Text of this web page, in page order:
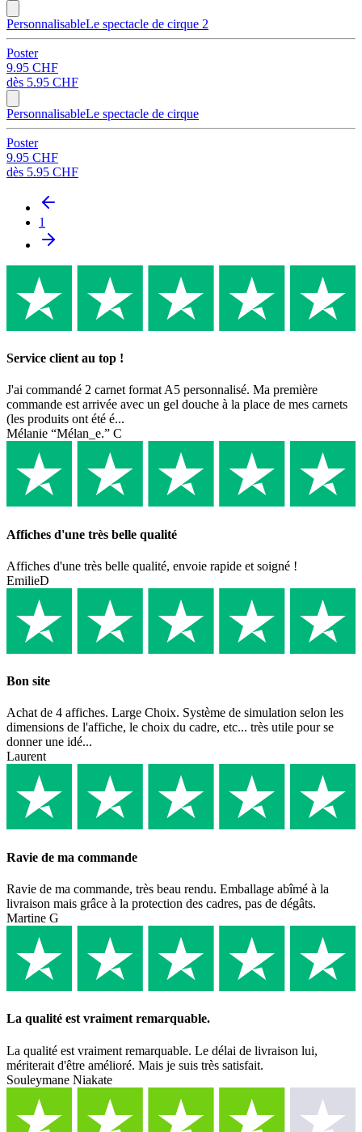
PersonnalisableLe spectacle de cirque 2
Poster
9.95 CHF
dès 5.95 CHF
PersonnalisableLe spectacle de cirque
Poster
9.95 CHF
dès 5.95 CHF
1
Service client au top !
J'ai commandé 2 carnet format A5 personnalisé. Ma première
commande est arrivée avec un gel douche à la place de mes carnets
(les produits ont été é...
Mélanie “Mélan_e.” C
Affiches d'une très belle qualité
Affiches d'une très belle qualité, envoie rapide et soigné !
EmilieD
Bon site
Achat de 4 affiches. Large Choix. Système de simulation selon les
dimensions de l'affiche, le choix du cadre, etc... très utile pour se
donner une idé...
Laurent
Ravie de ma commande
Ravie de ma commande, très beau rendu. Emballage abîmé à la
livraison mais grâce à la protection des cadres, pas de dégâts.
Martine G
La qualité est vraiment remarquable.
La qualité est vraiment remarquable. Le délai de livraison lui,
mériterait d'être amélioré. Mais je suis très satisfait.
Souleymane Niakate